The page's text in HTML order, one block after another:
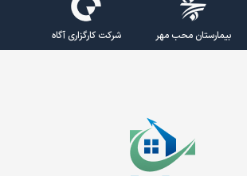
شرکت کارگزاری آگاه بیمارستان محب مهر